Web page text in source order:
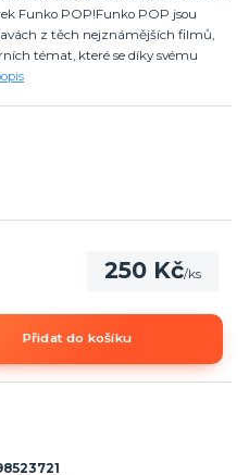
Funko POP!Funko POP jsou
z těch nejznámějších filmů,
témat, které se díky svému
250 Kč/ks
Přidat do košíku